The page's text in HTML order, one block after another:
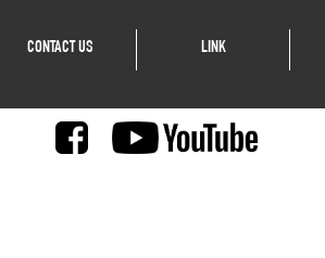
CONTACT US LINK